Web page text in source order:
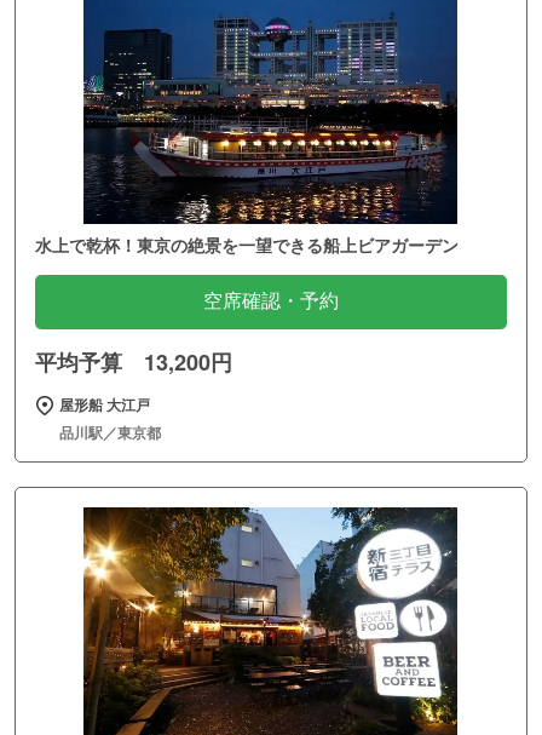
水上で乾杯！東京の絶景を一望できる船上ビアガーデン
空席確認・予約
平均予算 13,200円
屋形船 大江戸
品川駅／東京都